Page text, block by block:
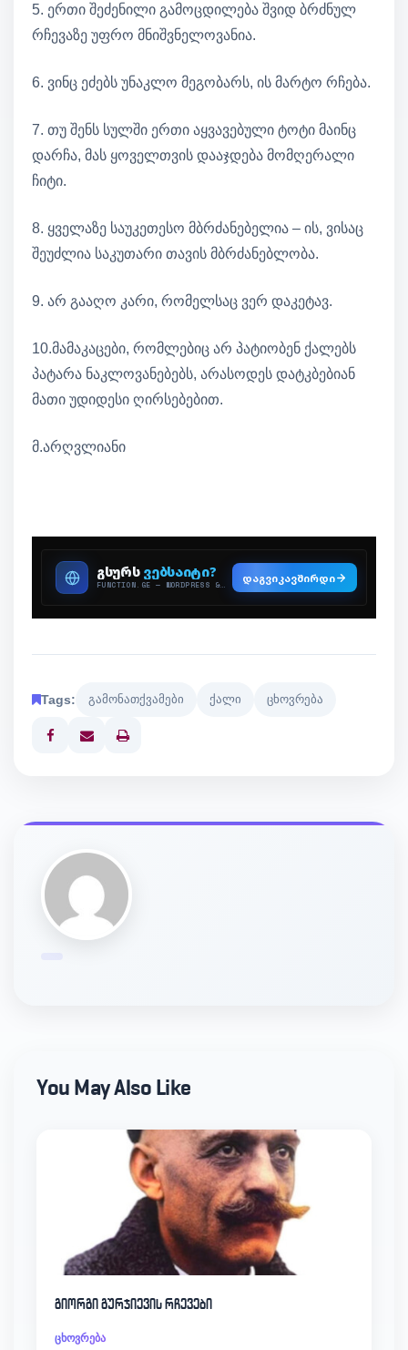
5. ერთი შეძენილი გამოცდილება შვიდ ბრძნულ
რჩევაზე უფრო მნიშვნელოვანია.
6. ვინც ეძებს უნაკლო მეგობარს, ის მარტო რჩება.
7. თუ შენს სულში ერთი აყვავებული ტოტი მაინც
დარჩა, მას ყოველთვის დააჯდება მომღერალი
ჩიტი.
8. ყველაზე საუკეთესო მბრძანებელია – ის, ვისაც
შეუძლია საკუთარი თავის მბრძანებლობა.
9. არ გააღო კარი, რომელსაც ვერ დაკეტავ.
10.მამაკაცები, რომლებიც არ პატიობენ ქალებს
პატარა ნაკლოვანებებს, არასოდეს დატკბებიან
მათი უდიდესი ღირსებებით.
მ.არღვლიანი
Tags: გამონათქვამები ქალი ცხოვრება
Print
You May Also Like
გიორგი გურჯიევის რჩევები
ცხოვრება